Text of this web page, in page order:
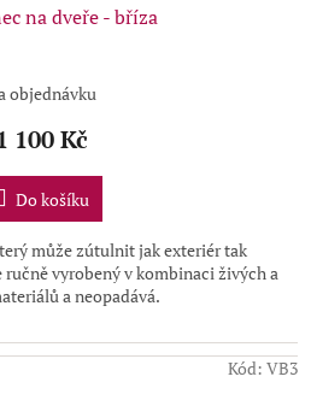
na dveře - bříza
objednávku
100 Kč
Do košíku
může zútulnit jak exteriér tak
ručně vyrobený v kombinaci živých a
a neopadává.
Kód: VB3